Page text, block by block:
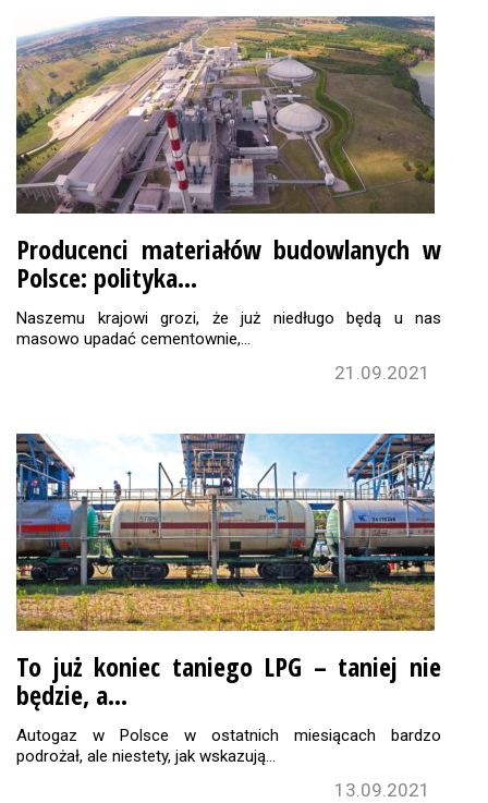
Producenci materiałów budowlanych w
Polsce: polityka…
Naszemu krajowi grozi, że już niedługo będą u nas
masowo upadać cementownie,…
21.09.2021
To już koniec taniego LPG – taniej nie
będzie, a…
Autogaz w Polsce w ostatnich miesiącach bardzo
podrożał, ale niestety, jak wskazują…
13.09.2021